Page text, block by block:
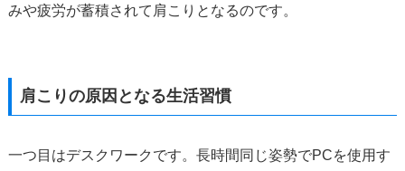
みや疲労が蓄積されて肩こりとなるのです。
肩こりの原因となる生活習慣
一つ目はデスクワークです。長時間同じ姿勢でPCを使用す